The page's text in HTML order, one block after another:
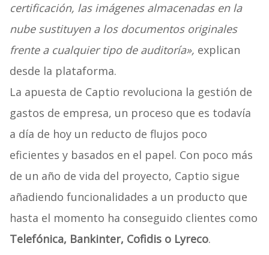
certificación, las imágenes almacenadas en la
nube sustituyen a los documentos originales
frente a cualquier tipo de auditoría», explican
desde la plataforma.
La apuesta de Captio revoluciona la gestión de
gastos de empresa, un proceso que es todavía
a día de hoy un reducto de flujos poco
eficientes y basados en el papel. Con poco más
de un año de vida del proyecto, Captio sigue
añadiendo funcionalidades a un producto que
hasta el momento ha conseguido clientes como
Telefónica, Bankinter, Cofidis o Lyreco.